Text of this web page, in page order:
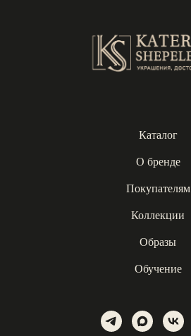
Каталог
О бренде
Покупателям
Коллекции
Образы
Обучение